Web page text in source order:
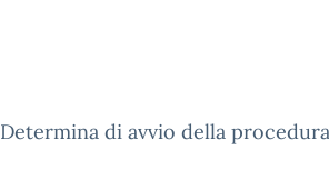
Determina di avvio della